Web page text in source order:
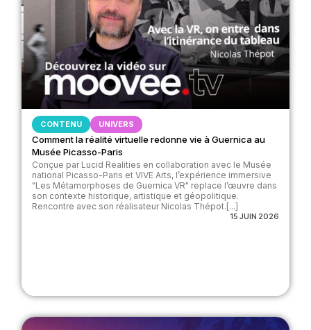
CONTENU UNIVERS
Comment la réalité virtuelle redonne vie à Guernica au
Musée Picasso-Paris
Conçue par Lucid Realities en collaboration avec le Musée
national Picasso-Paris et VIVE Arts, l’expérience immersive
"Les Métamorphoses de Guernica VR" replace l’œuvre dans
son contexte historique, artistique et géopolitique.
Rencontre avec son réalisateur Nicolas Thépot.[...]
15 JUIN 2026